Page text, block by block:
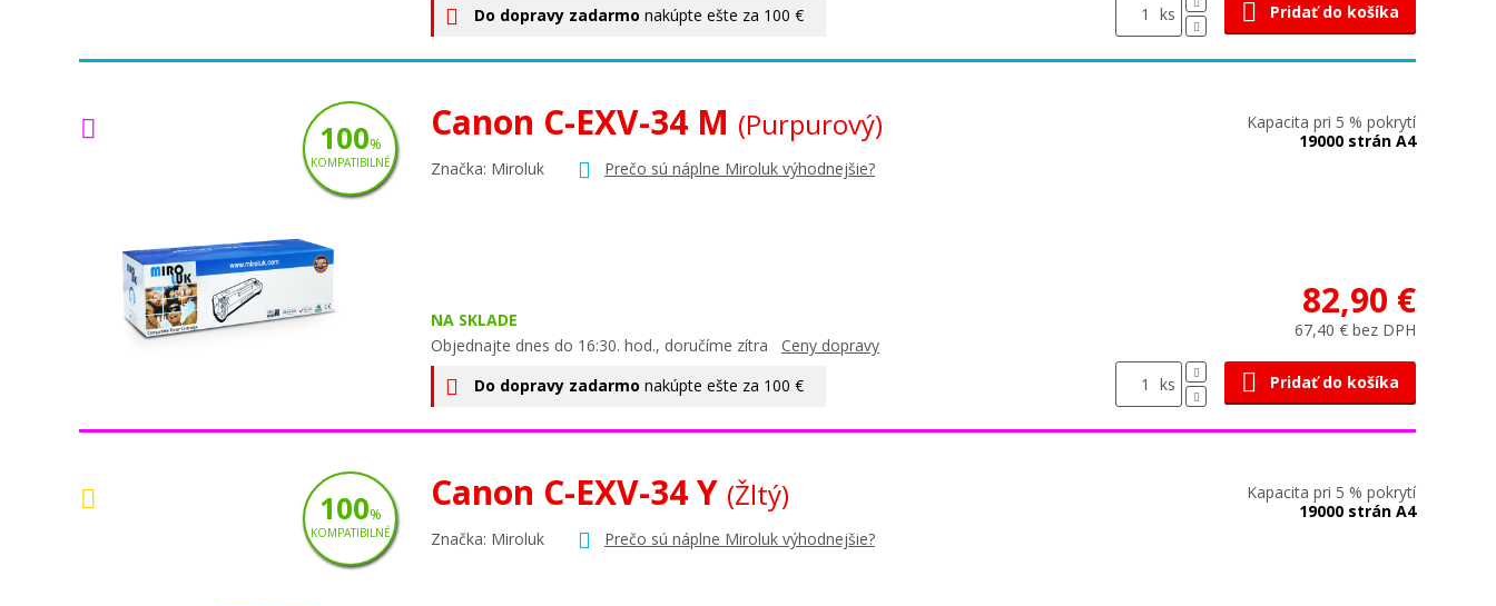
Do dopravy zadarmo nakúpte ešte za 100 € ks Pridať do košíka
Canon C-EXV-34 M (Purpurový)
Značka: Miroluk Prečo sú náplne Miroluk výhodnejšie?
NA SKLADE
Objednajte dnes do 16:30. hod., doručíme zítra Ceny dopravy
Do dopravy zadarmo nakúpte ešte za 100 €
Kapacita pri 5 % pokrytí
19000 strán A4
82,90 €
67,40 € bez DPH
ks Pridať do košíka
100%
KOMPATIBILNÉ
Canon C-EXV-34 Y (Žltý)
Značka: Miroluk Prečo sú náplne Miroluk výhodnejšie?
Kapacita pri 5 % pokrytí
19000 strán A4
100%
KOMPATIBILNÉ